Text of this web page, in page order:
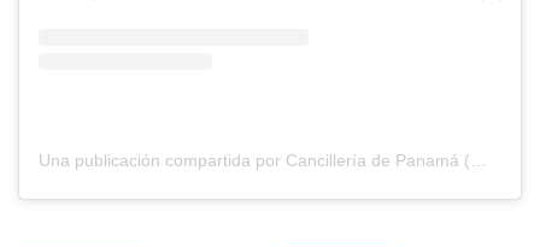
Una publicación compartida por Cancillería de Panamá (@cancilleriapma)